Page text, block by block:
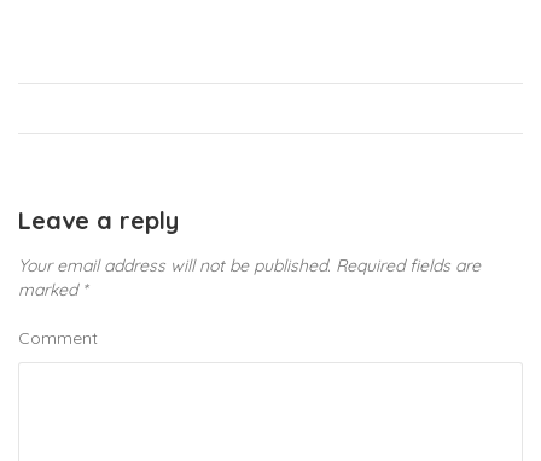
Leave a reply
Your email address will not be published. Required fields are
marked *
Comment